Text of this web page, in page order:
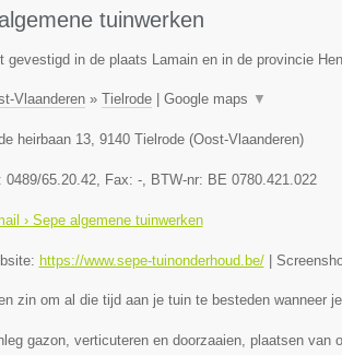
tuinwerken
gevestigd in de plaats Lamain en in de provincie
Vlaanderen» Tielrode| Google maps ▼
heirbaan 13, 9140 Tielrode(Oost-Vlaanderen)
0489/65.20.42, Fax: -, BTW-nr: BE 0780.421.022
› Sepe algemene tuinwerken
https://www.sepe-tuinonderhoud.be/|
zin om al die tijd aan je tuin te besteden wanneer
gazon, verticuteren en doorzaaien, plaatsen van